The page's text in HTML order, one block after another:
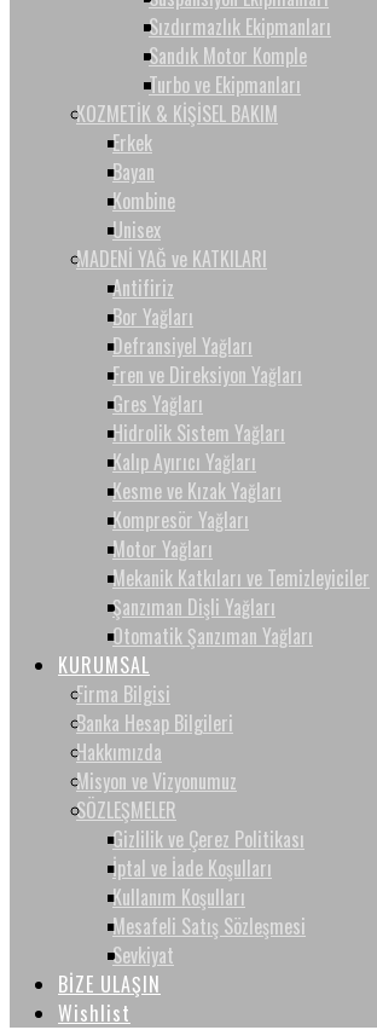
Sızdırmazlık Ekipmanları
Sandık Motor Komple
Turbo ve Ekipmanları
KOZMETİK & KİŞİSEL BAKIM
Erkek
Bayan
Kombine
Unisex
MADENİ YAĞ ve KATKILARI
Antifiriz
Bor Yağları
Defransiyel Yağları
Fren ve Direksiyon Yağları
Gres Yağları
Hidrolik Sistem Yağları
Kalıp Ayırıcı Yağları
Kesme ve Kızak Yağları
Kompresör Yağları
Motor Yağları
Mekanik Katkıları ve Temizleyiciler
Şanzıman Dişli Yağları
Otomatik Şanzıman Yağları
KURUMSAL
Firma Bilgisi
Banka Hesap Bilgileri
Hakkımızda
Misyon ve Vizyonumuz
SÖZLEŞMELER
Gizlilik ve Çerez Politikası
İptal ve İade Koşulları
Kullanım Koşulları
Mesafeli Satış Sözleşmesi
Sevkiyat
BİZE ULAŞIN
Wishlist